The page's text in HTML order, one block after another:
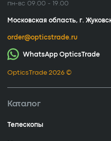
пн-вс 09.00 - 19.00
Московская область, г.
order@opticstrade.ru
WhatsApp OpticsTrade
OpticsTrade 2026 ©
Каталог
Телескопы